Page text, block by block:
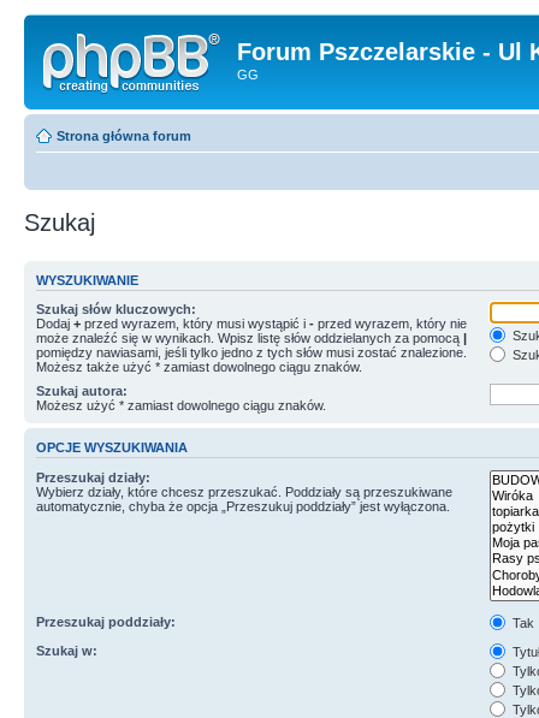
Forum Pszczelarskie - Ul
GG
Strona główna forum
Szukaj
WYSZUKIWANIE
Szukaj słów kluczowych:
Dodaj + przed wyrazem, który musi wystąpić i - przed wyrazem, który nie
może znaleźć się w wynikach. Wpisz listę słów oddzielanych za pomocą |
pomiędzy nawiasami, jeśli tylko jedno z tych słów musi zostać znalezione.
Możesz także użyć * zamiast dowolnego ciągu znaków.
Szukaj autora:
Możesz użyć * zamiast dowolnego ciągu znaków.
OPCJE WYSZUKIWANIA
Przeszukaj działy:
Wybierz działy, które chcesz przeszukać. Poddziały są przeszukiwane
automatycznie, chyba że opcja „Przeszukuj poddziały” jest wyłączona.
Przeszukaj poddziały:
Tak
Szukaj w: